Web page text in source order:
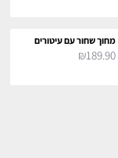
מחוך שחור עם עיטורים
₪189.90